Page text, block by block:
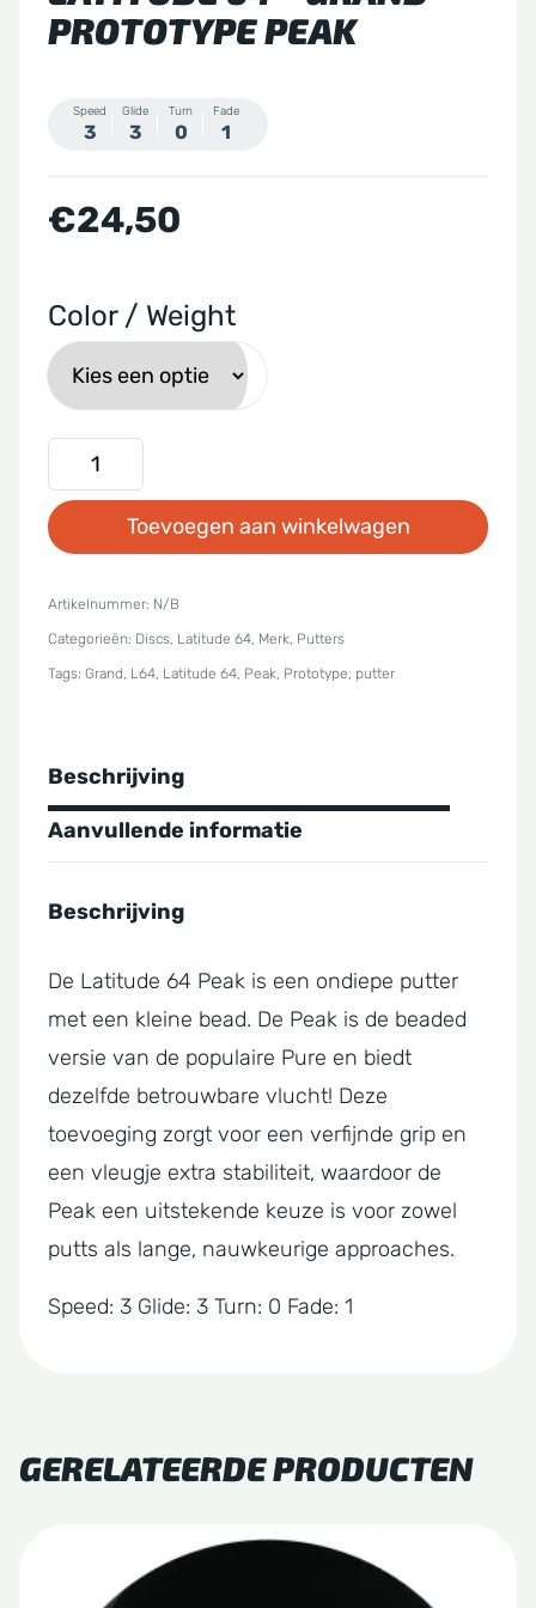
PROTOTYPE PEAK
Speed
3
Glide
3
Turn
0
Fade
1
€24,50
Color / Weight
Latitude
64
-
Prototype
Peak
aantal
Toevoegen aan winkelwagen
Artikelnummer: N/B
Categorieën: Discs, Latitude 64, Merk, Putters
Tags: Grand, L64, Latitude 64, Peak, Prototype, putter
Beschrijving
Aanvullende informatie
Beschrijving
De Latitude 64 Peak is een ondiepe putter
met een kleine bead. De Peak is de beaded
versie van de populaire Pure en biedt
dezelfde betrouwbare vlucht! Deze
toevoeging zorgt voor een verfijnde grip en
een vleugje extra stabiliteit, waardoor de
Peak een uitstekende keuze is voor zowel
putts als lange, nauwkeurige approaches.
Speed: 3 Glide: 3 Turn: 0 Fade: 1
GERELATEERDE PRODUCTEN